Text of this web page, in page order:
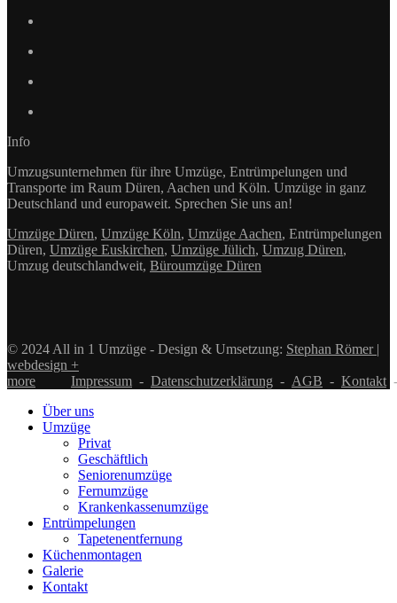
Info
Umzugsunternehmen für ihre Umzüge, Entrümpelungen und
Transporte im Raum Düren, Aachen und Köln. Umzüge in ganz
Deutschland und europaweit. Sprechen Sie uns an!
Umzüge Düren, Umzüge Köln, Umzüge Aachen, Entrümpelungen
Düren, Umzüge Euskirchen, Umzüge Jülich, Umzug Düren,
Umzug deutschlandweit, Büroumzüge Düren
© 2024 All in 1 Umzüge - Design & Umsetzung: Stephan Römer |
webdesign +
more
Impressum - Datenschutzerklärung - AGB - Kontakt
Über uns
Umzüge
Privat
Geschäftlich
Seniorenumzüge
Fernumzüge
Krankenkassenumzüge
Entrümpelungen
Tapetenentfernung
Küchenmontagen
Galerie
Kontakt